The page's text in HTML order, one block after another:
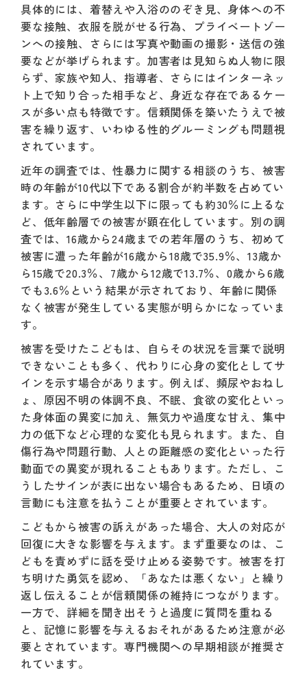
具体的には、着替えや入浴ののぞき見、身体への不
要な接触、衣服を脱がせる行為、プライベートゾー
ンへの接触、さらには写真や動画の撮影・送信の強
要などが挙げられます。加害者は見知らぬ人物に限
らず、家族や知人、指導者、さらにはインターネッ
ト上で知り合った相手など、身近な存在であるケー
スが多い点も特徴です。信頼関係を築いたうえで被
害を繰り返す、いわゆる性的グルーミングも問題視
されています。
近年の調査では、性暴力に関する相談のうち、被害
時の年齢が10代以下である割合が約半数を占めてい
ます。さらに中学生以下に限っても約30％に上るな
ど、低年齢層での被害が顕在化しています。別の調
査では、16歳から24歳までの若年層のうち、初めて
被害に遭った年齢が16歳から18歳で35.9％、13歳か
ら15歳で20.3％、7歳から12歳で13.7％、0歳から6歳
でも3.6％という結果が示されており、年齢に関係
なく被害が発生している実態が明らかになっていま
す。
被害を受けたこどもは、自らその状況を言葉で説明
できないことも多く、代わりに心身の変化としてサ
インを示す場合があります。例えば、頻尿やおねし
ょ、原因不明の体調不良、不眠、食欲の変化といっ
た身体面の異変に加え、無気力や過度な甘え、集中
力の低下など心理的な変化も見られます。また、自
傷行為や問題行動、人との距離感の変化といった行
動面での異変が現れることもあります。ただし、こ
うしたサインが表に出ない場合もあるため、日頃の
言動にも注意を払うことが重要とされています。
こどもから被害の訴えがあった場合、大人の対応が
回復に大きな影響を与えます。まず重要なのは、こ
どもを責めずに話を受け止める姿勢です。被害を打
ち明けた勇気を認め、「あなたは悪くない」と繰り
返し伝えることが信頼関係の維持につながります。
一方で、詳細を聞き出そうと過度に質問を重ねる
と、記憶に影響を与えるおそれがあるため注意が必
要とされています。専門機関への早期相談が推奨さ
れています。